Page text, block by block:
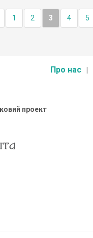
1 2 3 4 5
Про нас
проект